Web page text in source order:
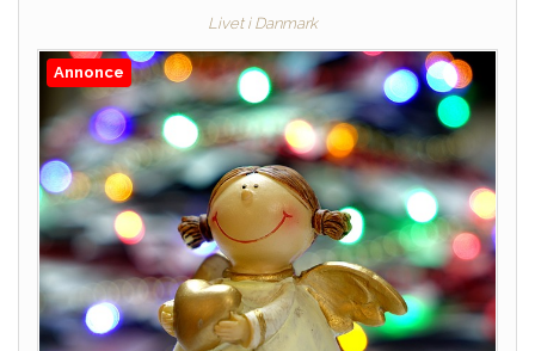
Livet i Danmark
Annonce